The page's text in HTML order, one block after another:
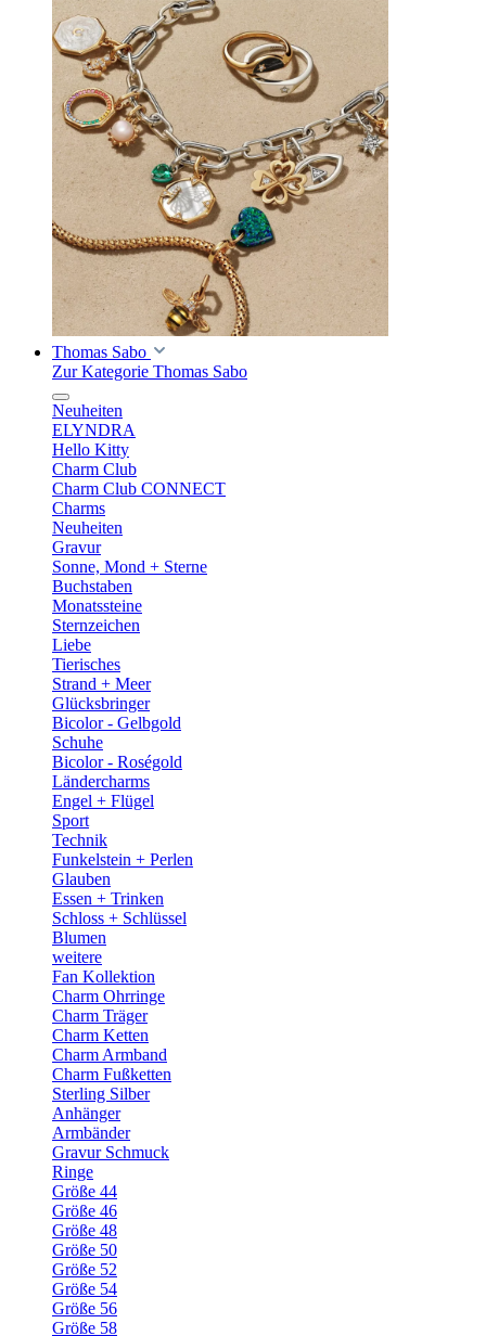
Thomas Sabo
Zur Kategorie Thomas Sabo
Neuheiten
ELYNDRA
Hello Kitty
Charm Club
Charm Club CONNECT
Charms
Neuheiten
Gravur
Sonne, Mond + Sterne
Buchstaben
Monatssteine
Sternzeichen
Liebe
Tierisches
Strand + Meer
Glücksbringer
Bicolor - Gelbgold
Schuhe
Bicolor - Roségold
Ländercharms
Engel + Flügel
Sport
Technik
Funkelstein + Perlen
Glauben
Essen + Trinken
Schloss + Schlüssel
Blumen
weitere
Fan Kollektion
Charm Ohrringe
Charm Träger
Charm Ketten
Charm Armband
Charm Fußketten
Sterling Silber
Anhänger
Armbänder
Gravur Schmuck
Ringe
Größe 44
Größe 46
Größe 48
Größe 50
Größe 52
Größe 54
Größe 56
Größe 58